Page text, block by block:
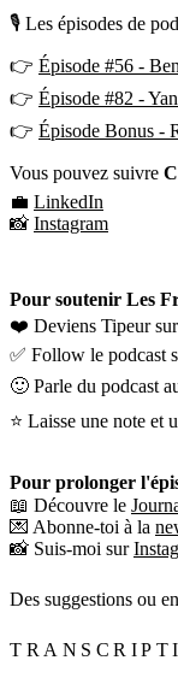
🎙 Les épisodes de
👉 Épisode #56 -
👉 Épisode #82 -
👉 Épisode Bonus -
Vous pouvez suivre
💼 LinkedIn
📸 Instagram
Pour soutenir Les
❤️ Deviens Tipeur sur
✅ Follow le podcast
🙂 Parle du podcast
⭐️ Laisse une note et
Pour prolonger
📖 Découvre le
💌 Abonne-toi à la
📸 Suis-moi sur
Des suggestions ou